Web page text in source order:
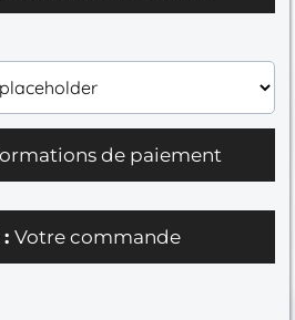
de paiement
Votre commande